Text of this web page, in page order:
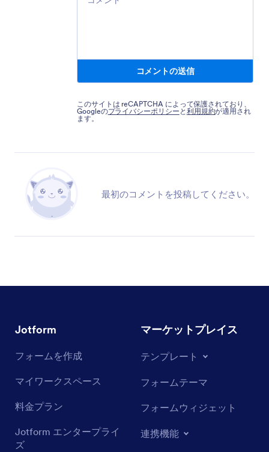
コメントの送信
このサイトは reCAPTCHA によって保護されており、
Googleのプライバシーポリシー と 利用規約が適用され
ます。
最初のコメントを投稿してください。
Jotform
フォームを作成
マイワークスペース
料金プラン
Jotform エンタープライ
ズ
マーケットプレイス
テンプレート
フォームテーマ
フォームウィジェット
連携機能